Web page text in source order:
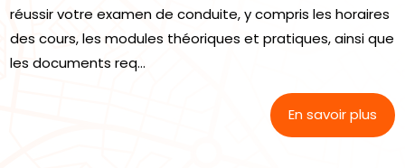
réussir votre examen de conduite, y compris les horaires
des cours, les modules théoriques et pratiques, ainsi que
les documents req...
En savoir plus